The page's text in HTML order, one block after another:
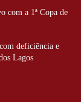
com a 1ª Copa de
deficiência e
Lagos